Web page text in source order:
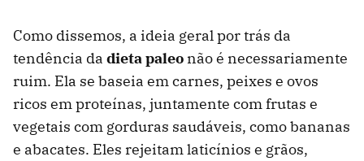
Como dissemos, a ideia geral por trás da
tendência da dieta paleo não é necessariamente
ruim. Ela se baseia em carnes, peixes e ovos
ricos em proteínas, juntamente com frutas e
vegetais com gorduras saudáveis, como bananas
e abacates. Eles rejeitam laticínios e grãos,